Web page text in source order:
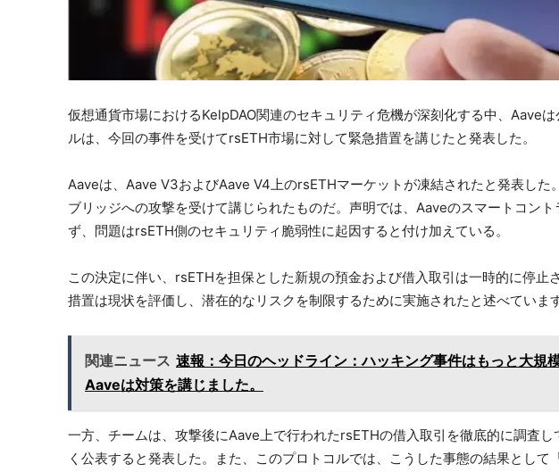
仮想通貨市場におけるKelpDAO関連のセキュリティ危機が深刻化する中、Aave
ルは、今回の事件を受けてrsETH市場に対して緊急措置を講じたと発表した。
Aaveは、Aave V3およびAave V4上のrsETHマーケットが凍結されたと発表した
ブリッジへの攻撃を受けて講じられたものだ。声明では、Aaveのスマートコン
ず、問題はrsETH側のセキュリティ脆弱性に起因すると付け加えている。
この決定に伴い、rsETHを担保とした新規の預金および借入取引は一時的に停止
措置は現状を評価し、潜在的なリスクを制限するために実施されたと述べています
関連ニュース 速報：今日のヘッドライン：ハッキング事件はもっと大規
Aaveは対策を講じました。
一方、チームは、攻撃後にAave上で行われたrsETHの借入取引を徹底的に調査
く公表すると発表した。また、このプロトコルでは、こうした事態の結果として